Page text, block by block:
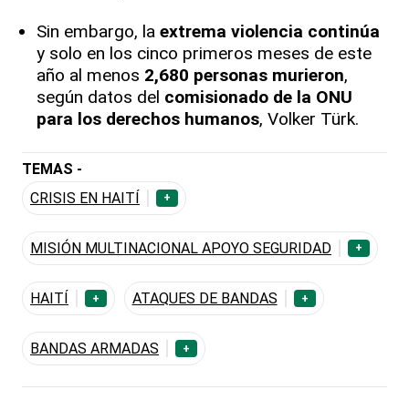
Sin embargo, la extrema violencia continúa
y solo en los cinco primeros meses de este
año al menos 2,680 personas murieron,
según datos del comisionado de la ONU
para los derechos humanos, Volker Türk.
TEMAS -
CRISIS EN HAITÍ
+
MISIÓN MULTINACIONAL APOYO SEGURIDAD +
HAITÍ + ATAQUES DE BANDAS +
BANDAS ARMADAS +